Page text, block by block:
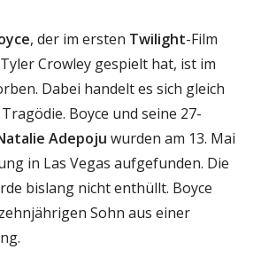
, der im ersten Twilight-Film
Crowley gespielt hat, ist im
Dabei handelt es sich gleich
Boyce und seine 27-
Adepoju wurden am 13. Mai
in Las Vegas aufgefunden. Die
bislang nicht enthüllt. Boyce
Sohn aus einer